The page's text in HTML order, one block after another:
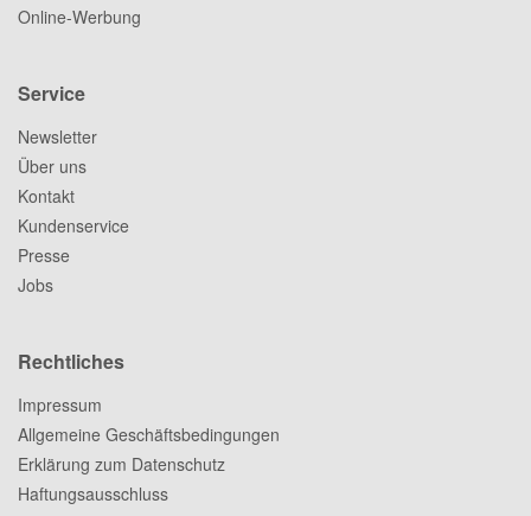
Online-Werbung
Service
Newsletter
Über uns
Kontakt
Kundenservice
Presse
Jobs
Rechtliches
Impressum
Allgemeine Geschäftsbedingungen
Erklärung zum Datenschutz
Haftungsausschluss